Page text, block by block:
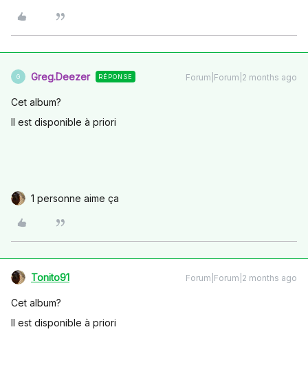
G Greg.Deezer RÉPONSE Forum|Forum|2 months ago
Cet album?
Il est disponible à priori
1 personne aime ça
Tonito91 Forum|Forum|2 months ago
Cet album?
Il est disponible à priori